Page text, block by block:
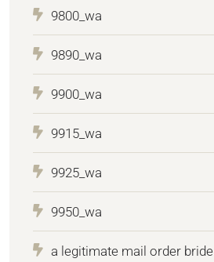
9800_wa
9890_wa
9900_wa
9915_wa
9925_wa
9950_wa
a legitimate mail order bride